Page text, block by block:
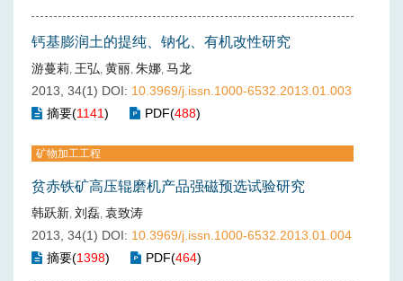
钙基膨润土的提纯、钠化、有机改性研究
游蔓莉, 王弘, 黄丽, 朱娜, 马龙
2013, 34(1) DOI: 10.3969/j.issn.1000-6532.2013.01.003
摘要(1141) PDF(488)
矿物加工工程
贫赤铁矿高压辊磨机产品强磁预选试验研究
韩跃新, 刘磊, 袁致涛
2013, 34(1) DOI: 10.3969/j.issn.1000-6532.2013.01.004
摘要(1398) PDF(464)